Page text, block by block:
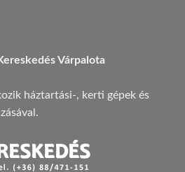
Várpalota
háztartási-, kerti gépek és